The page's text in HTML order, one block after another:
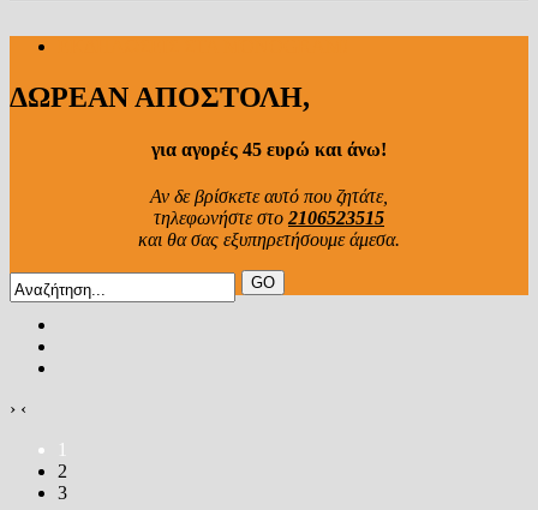
ΔΩΡΕΑΝ ΑΠΟΣΤΟΛΗ,
για αγορές 45 ευρώ και άνω!
Αν δε βρίσκετε αυτό που ζητάτε,
τηλεφωνήστε στο2106523515
και θα σας εξυπηρετήσουμε άμεσα.
› ‹
1
2
3